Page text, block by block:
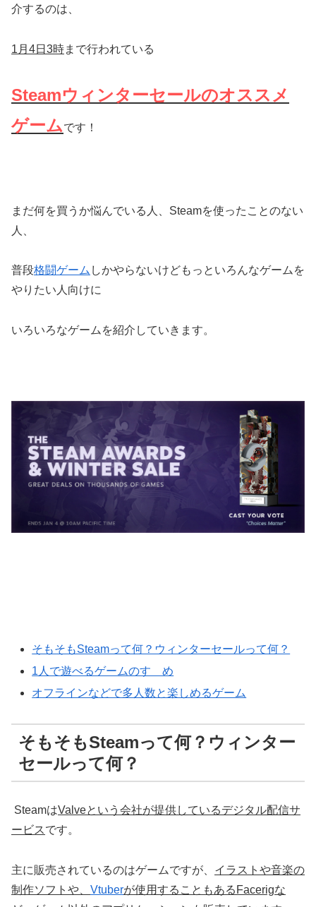
介するのは、
1月4日3時まで行われている
Steamウィンターセールのオススメ
ゲームです！
まだ何を買うか悩んでいる人、Steamを使ったことのない
人、
普段格闘ゲーム しかやらないけどもっといろんなゲームを
やりたい人向けに
いろいろなゲームを紹介していきます。
そもそもSteamって何？ウィンターセールって何？
1人で遊べるゲームのすゝめ
オフラインなどで多人数と楽しめるゲーム
そもそもSteamって何？ウィンター
セールって何？
SteamはValveという会社が提供しているデジタル配信サ
ービスです。
主に販売されているのはゲームですが、 イラストや音楽の
制作ソフトや、 Vtuberが使用することもあるFacerigな